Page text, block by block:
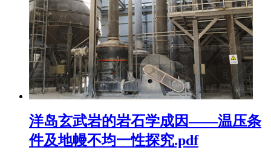
洋岛玄武岩的岩石学成因——温压条
件及地幔不均一性探究.pdf